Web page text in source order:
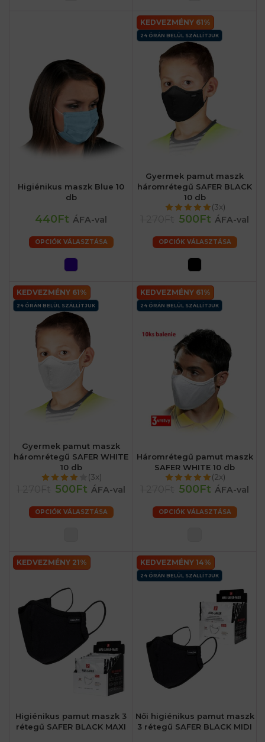
Higiénikus maszk Blue 10
db
440Ft ÁFA-val
OPCIÓK VÁLASZTÁSA
KEDVEZMÉNY 61%
24 ÓRÁN BELÜL SZÁLLÍTJUK
Gyermek pamut maszk
háromrétegű SAFER BLACK
10 db
(3x)
500Ft ÁFA-val
OPCIÓK VÁLASZTÁSA
KEDVEZMÉNY 61%
24 ÓRÁN BELÜL SZÁLLÍTJUK
Gyermek pamut maszk
háromrétegű SAFER WHITE
10 db
(3x)
500Ft ÁFA-val
OPCIÓK VÁLASZTÁSA
KEDVEZMÉNY 61%
24 ÓRÁN BELÜL SZÁLLÍTJUK
Háromrétegű pamut maszk
SAFER WHITE 10 db
(2x)
500Ft ÁFA-val
OPCIÓK VÁLASZTÁSA
KEDVEZMÉNY 21%
Higiénikus pamut maszk 3
rétegű SAFER BLACK MAXI
KEDVEZMÉNY 14%
24 ÓRÁN BELÜL SZÁLLÍTJUK
Női higiénikus pamut maszk
3 rétegű SAFER BLACK MIDI